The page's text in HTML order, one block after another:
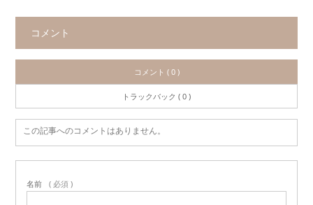
コメント
コメント ( 0 )
トラックバック ( 0 )
この記事へのコメントはありません。
名前 ( 必須 )